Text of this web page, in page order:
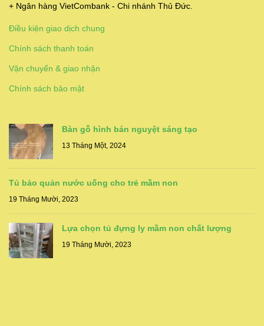
+ Ngân hàng VietCombank - Chi nhánh Thủ Đức.
Điều kiện giao dịch chung
Chính sách thanh toán
Vận chuyển & giao nhận
Chính sách bảo mật
Bàn gỗ hình bán nguyệt sáng tạo
13 Tháng Một, 2024
Tủ bảo quản nước uống cho trẻ mầm non
19 Tháng Mười, 2023
Lựa chọn tủ đựng ly mầm non chất lượng
19 Tháng Mười, 2023